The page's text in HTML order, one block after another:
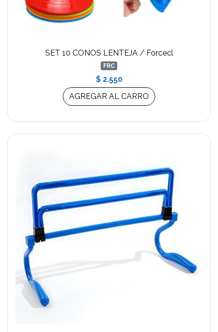
SET 10 CONOS LENTEJA / Forcecl
FRC
$ 2.550
AGREGAR AL CARRO